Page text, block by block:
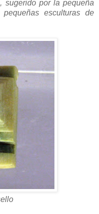
sugerido por la pequeña
esculturas de